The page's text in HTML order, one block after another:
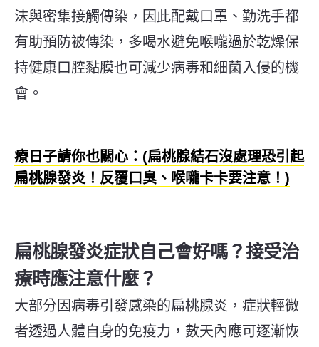
沫與密集接觸傳染，因此配戴口罩、勤洗手都
有助預防被傳染，多喝水避免喉嚨過於乾燥保
持健康口腔黏膜也可減少病毒和細菌入侵的機
會。
療日子請你也關心：(扁桃腺結石沒處理恐引起
扁桃腺發炎！反覆口臭、喉嚨卡卡要注意！)
扁桃腺發炎症狀自己會好嗎？接受治
療時應注意什麼？
大部分因病毒引發感染的扁桃腺炎，症狀輕微
者透過人體自身的免疫力，數天內應可逐漸恢